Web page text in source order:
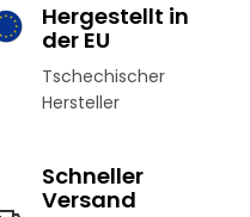
Hergestellt in
der EU
Tschechischer
Hersteller
Schneller
Versand